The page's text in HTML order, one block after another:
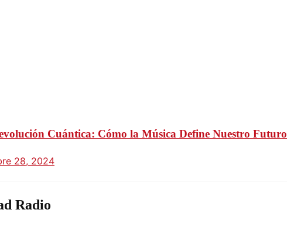
Cuántica: Cómo la Música Define Nuestro Futuro
28, 2024
Radio